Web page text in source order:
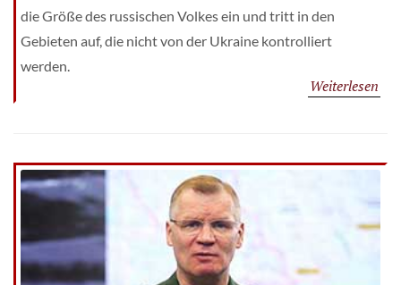
die Größe des russischen Volkes ein und tritt in den
Gebieten auf, die nicht von der Ukraine kontrolliert
werden.
Weiterlesen